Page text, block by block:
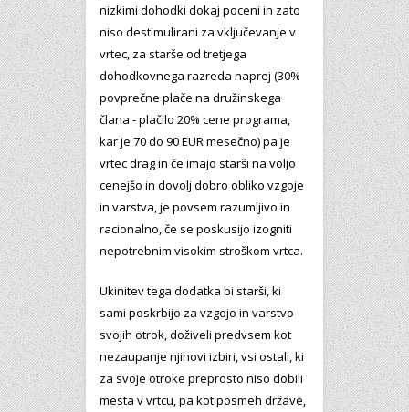
nizkimi dohodki dokaj poceni in zato
niso destimulirani za vključevanje v
vrtec, za starše od tretjega
dohodkovnega razreda naprej (30%
povprečne plače na družinskega
člana - plačilo 20% cene programa,
kar je 70 do 90 EUR mesečno) pa je
vrtec drag in če imajo starši na voljo
cenejšo in dovolj dobro obliko vzgoje
in varstva, je povsem razumljivo in
racionalno, če se poskusijo izogniti
nepotrebnim visokim stroškom vrtca.
Ukinitev tega dodatka bi starši, ki
sami poskrbijo za vzgojo in varstvo
svojih otrok, doživeli predvsem kot
nezaupanje njihovi izbiri, vsi ostali, ki
za svoje otroke preprosto niso dobili
mesta v vrtcu, pa kot posmeh države,